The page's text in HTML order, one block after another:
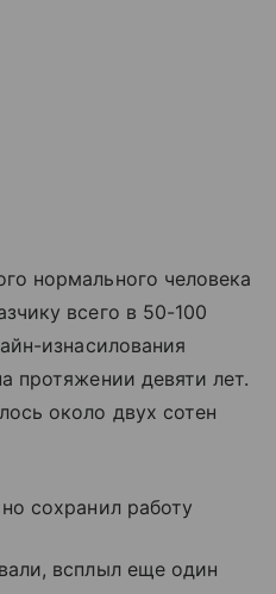
нормального человека
всего в 50-100
изнасилования
протяжении девяти лет.
около двух сотен
сохранил работу
всплыл еще один